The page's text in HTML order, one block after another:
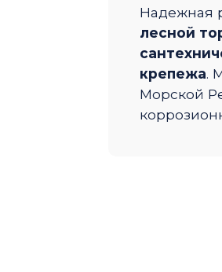
Надежная
лесной
крепежа.
Морской